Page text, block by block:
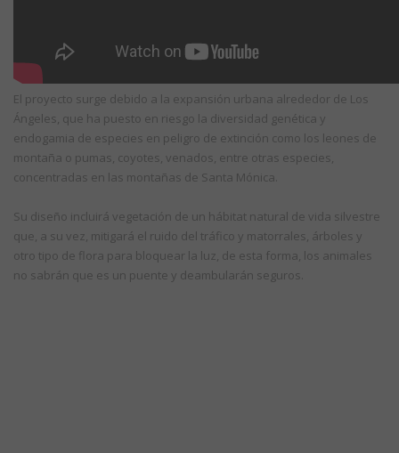
El proyecto surge debido a la expansión urbana alrededor de Los
Ángeles, que ha puesto en riesgo la diversidad genética y
endogamia de especies en peligro de extinción como los leones de
montaña o pumas, coyotes, venados, entre otras especies,
concentradas en las montañas de Santa Mónica.
Su diseño incluirá vegetación de un hábitat natural de vida silvestre
que, a su vez, mitigará el ruido del tráfico y matorrales, árboles y
otro tipo de flora para bloquear la luz, de esta forma, los animales
no sabrán que es un puente y deambularán seguros.